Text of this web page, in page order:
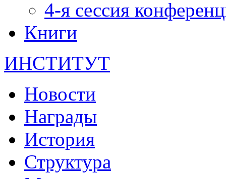
4-я сессия
Книги
ИНСТИТУТ
Новости
Награды
История
Структура